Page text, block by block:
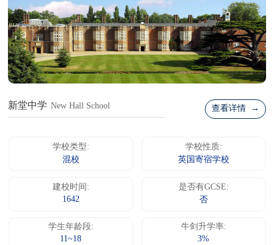
新堂中学 New Hall School 查看详情 →
学校类型:
混校
学校性质:
英国寄宿学校
建校时间:
1642
是否有GCSE:
否
学生年龄段:
11~18
牛剑升学率:
3%